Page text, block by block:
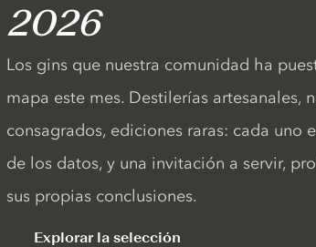
2026
Los gins que nuestra comunidad ha
mapa este mes. Destilerías artesanales,
consagrados, ediciones raras: cada uno
de los datos, y una invitación a servir,
sus propias conclusiones.
Explorar la selección